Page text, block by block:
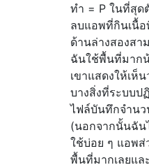
ทำ = P ในที่สุด
ลบแอพที่กินเนื้
ด้านล่างสองสา
ฉันใช้พื้นที่มากน้
เขาแสดงให้เ
บางสิ่งที่ระบบป
ไฟล์บันทึกจำน
(นอกจากนั้นฉัน
ใช้บ่อย ๆ แอพ
พื้นที่มากเลยแ